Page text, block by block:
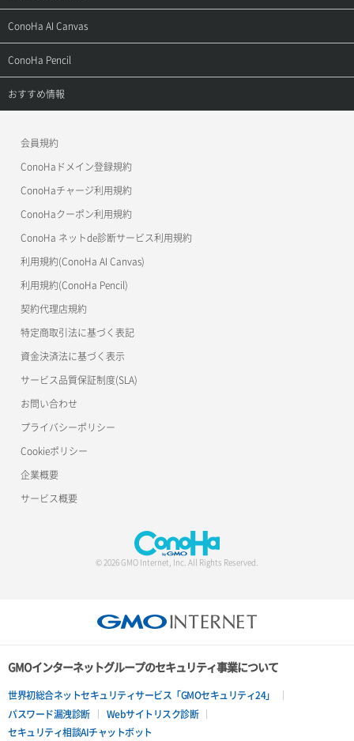
お問い合わせ
お乗り換えガイド
よくある質問
APIドキュメントVPS2.0
APIドキュメントVPS3.0
ご利用ガイド
APIドキュメントVPS2.0
APIドキュメントVPS3.0
サポートトップ
ご利用ガイド
ConoHa AI Canvas
サポートトップ
ご利用ガイド
ConoHa Pencil
サポートトップ
おすすめ情報
美雲このは徹底ガイド
会員規約
ConoHaドメイン登録規約
ConoHaチャージ利用規約
ConoHaクーポン利用規約
ConoHa ネットde診断サービス利用規約
利用規約(ConoHa AI Canvas)
利用規約(ConoHa Pencil)
契約代理店規約
特定商取引法に基づく表記
資金決済法に基づく表示
サービス品質保証制度(SLA)
お問い合わせ
プライバシーポリシー
Cookieポリシー
企業概要
サービス概要
© 2026 GMO Internet, Inc. All Rights Reserved.
GMOインターネットグループのセキュリティ事業について
世界初総合ネットセキュリティサービス「GMOセキュリティ24」
パスワード漏洩診断
Webサイトリスク診断
セキュリティ相談AIチャットボット